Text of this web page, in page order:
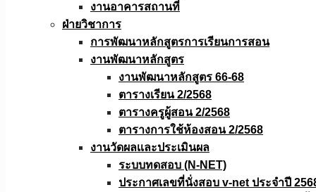
งานอาคารสถานที่
ฝ่ายวิชาการ
การพัฒนาหลักสูตรการเรียนการสอน
งานพัฒนาหลักสูตร
งานพัฒนาหลักสูตร 66-68
ตารางเรียน 2/2568
ตารางครูผู้สอน 2/2568
ตารางการใช้ห้องสอน 2/2568
งานวัดผลเเละประเมินผล
ระบบทดสอบ (N-NET)
ประกาศเลขที่นั่งสอบ v-net ประจำปี